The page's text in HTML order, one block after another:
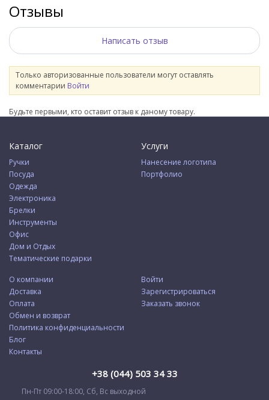
Отзывы
Написать отзыв
Только авторизованные пользователи могут оставлять
комментарии Войти
Будьте первыми, кто оставит отзыв к даному товару.
Каталог
Ручки
Посуда
Одежда
Электроника
Брелки
Инструменты
Офис
Дом и Отдых
Тематические подарки
Услуги
Нанесение логотипа
Портфолио
О компании
Доставка
Оплата
Обмен и возврат
Политика конфиденциальности
Блог
Контакты
Войти
Зарегистрироваться
Заказать звонок
+38 (044) 503 34 33
Пн-Пт 09:00-18:00, Сб, Вс выходной